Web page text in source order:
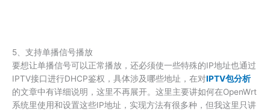
5、支持单播信号播放
要想让单播信号可以正常播放，还必须使一些特殊的IP地址也通过
IPTV接口进行DHCP鉴权，具体涉及哪些地址，在对IPTV包分析
的文章中有详细说明，这里不再展开。这里主要讲如何在OpenWrt
系统里使用和设置这些IP地址，实现方法有很多种，但我这里只讲